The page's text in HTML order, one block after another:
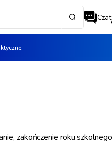
Czat
Koszyk
zakończenie roku szkolnego